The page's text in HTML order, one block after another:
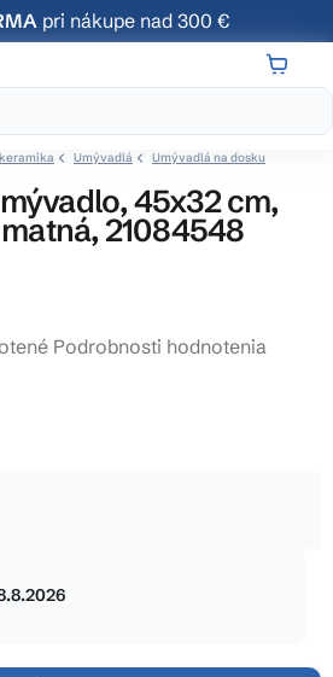
pri nákupe nad 300 €
Umývadlá Umývadlá na dosku
45x32 cm,
21084548
Podrobnosti hodnotenia